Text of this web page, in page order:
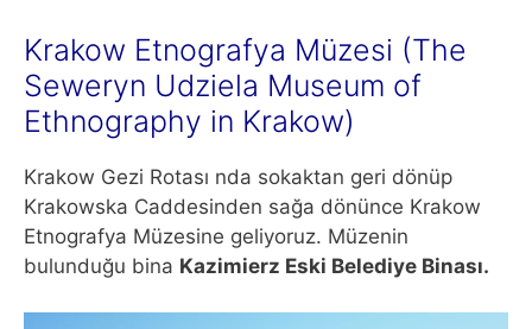
Krakow Etnografya Müzesi (The
Seweryn Udziela Museum of
Ethnography in Krakow)
Krakow Gezi Rotası nda sokaktan geri dönüp
Krakowska Caddesinden sağa dönünce Krakow
Etnografya Müzesine geliyoruz. Müzenin
bulunduğu bina Kazimierz Eski Belediye Binası.